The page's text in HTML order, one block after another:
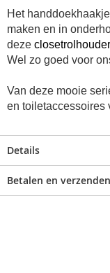
Het
maken en in
deze closetrolhouder
Wel zo goed voor
Van deze mooie
en toiletaccessoires
Details
Betalen en verzenden